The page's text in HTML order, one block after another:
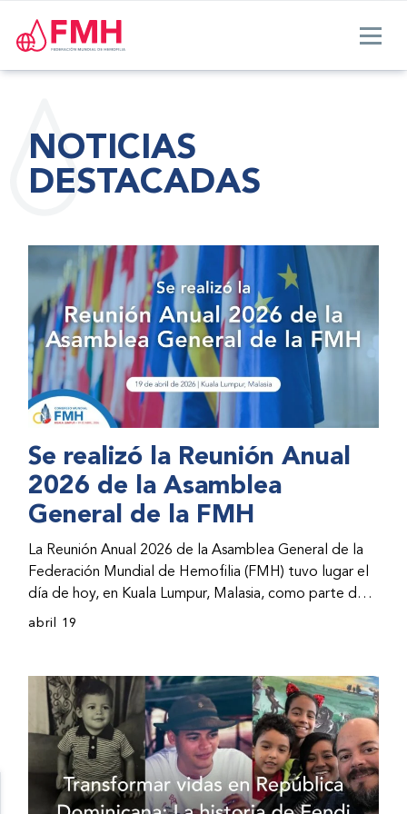
NOTICIAS
DESTACADAS
Se realizó la Reunión Anual
2026 de la Asamblea
General de la FMH
La Reunión Anual 2026 de la Asamblea General de la
Federación Mundial de Hemofilia (FMH) tuvo lugar el
día de hoy, en Kuala Lumpur, Malasia, como parte del
Congreso Mundial 2026 de la FMH. La reunión abarcó
avances por parte de la dirección de la FMH. Al
evento asistieron representantes de las organizaciones
nacionales miembros (ONM) de la FMH y otras partes
interesadas.
abril 19